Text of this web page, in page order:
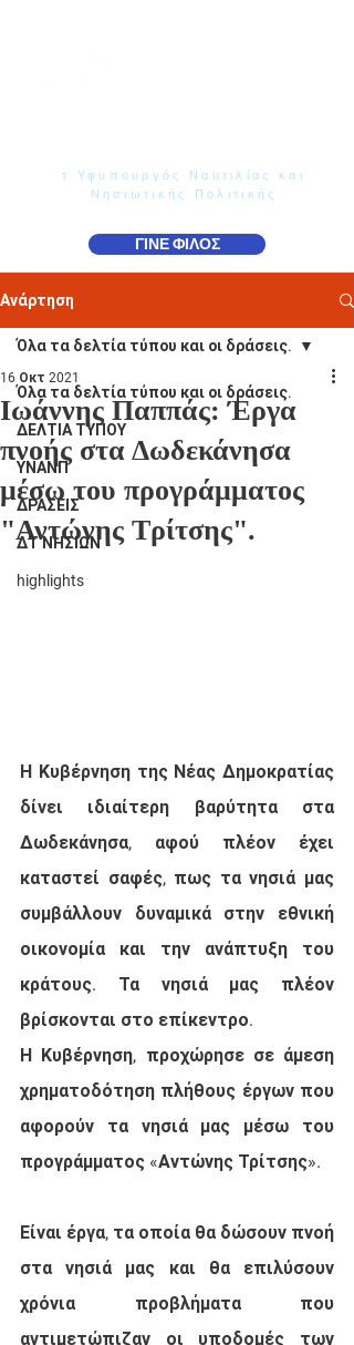
τ.Υφυπουργός Ναυτιλίας και
Νησιωτικής Πολιτικής
ΓΙΝΕ ΦΙΛΟΣ
Ανάρτηση
Όλα τα δελτία τύπου και οι δράσεις.
ΔΕΛΤΙΑ ΤΥΠΟΥ
ΥΝΑΝΠ
ΔΡΑΣΕΙΣ
ΔΤ ΝΗΣΙΩΝ
highlights
Όλα τα δελτία τύπου και οι δράσεις.
Ιωάννης Παππάς: Έργα
πνοής στα Δωδεκάνησα
μέσω του προγράμματος
"Αντώνης Τρίτσης".
16 Οκτ 2021
Η Κυβέρνηση της Νέας Δημοκρατίας
δίνει ιδιαίτερη βαρύτητα στα
Δωδεκάνησα, αφού πλέον έχει
καταστεί σαφές, πως τα νησιά μας
συμβάλλουν δυναμικά στην εθνική
οικονομία και την ανάπτυξη του
κράτους. Τα νησιά μας πλέον
βρίσκονται στο επίκεντρο.
Η Κυβέρνηση, προχώρησε σε άμεση
χρηματοδότηση πλήθους έργων που
αφορούν τα νησιά μας μέσω του
προγράμματος «Αντώνης Τρίτσης».
Είναι έργα, τα οποία θα δώσουν πνοή
στα νησιά μας και θα επιλύσουν
χρόνια προβλήματα που
αντιμετώπιζαν οι υποδομές των